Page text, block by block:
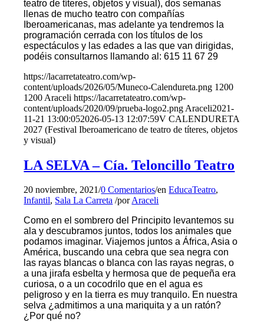
teatro de títeres, objetos y visual), dos semanas
llenas de mucho teatro con compañías
Iberoamericanas, mas adelante ya tendremos la
programación cerrada con los títulos de los
espectáculos y las edades a las que van dirigidas,
podéis consultarnos llamando al: 615 11 67 29
https://lacarretateatro.com/wp-
content/uploads/2026/05/Muneco-Calendureta.png 1200
1200 Araceli https://lacarretateatro.com/wp-
content/uploads/2020/09/prueba-logo2.png Araceli2021-
11-21 13:00:052026-05-13 12:07:59V CALENDURETA
2027 (Festival Iberoamericano de teatro de títeres, objetos
y visual)
LA SELVA – Cía. Teloncillo Teatro
20 noviembre, 2021/0 Comentarios/enEducaTeatro,
Infantil, Sala La Carreta /porAraceli
Como en el sombrero del Principito levantemos su
ala y descubramos juntos, todos los animales que
podamos imaginar. Viajemos juntos a África, Asia o
América, buscando una cebra que sea negra con
las rayas blancas o blanca con las rayas negras, o
a una jirafa esbelta y hermosa que de pequeña era
curiosa, o a un cocodrilo que en el agua es
peligroso y en la tierra es muy tranquilo. En nuestra
selva ¿admitimos a una mariquita y a un ratón?
¿Por qué no?